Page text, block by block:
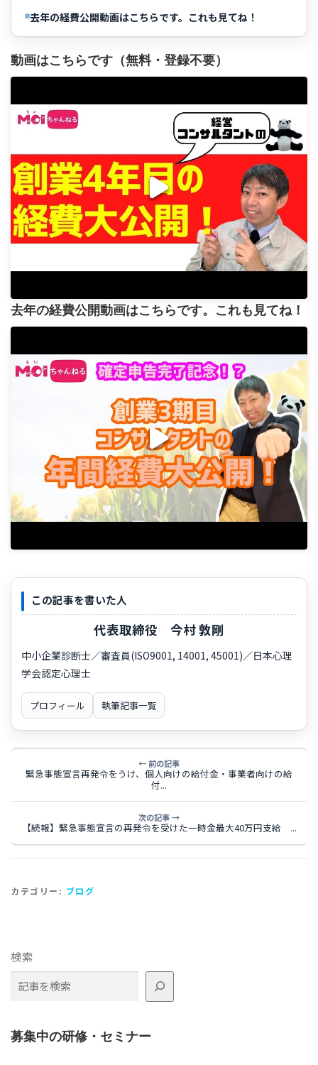
去年の経費公開動画はこちらです。これも見てね！
動画はこちらです（無料・登録不要）
去年の経費公開動画はこちらです。これも見てね！
この記事を書いた人
代表取締役 今村 敦剛
中小企業診断士／審査員(ISO9001, 14001, 45001)／日本心理
学会認定心理士
プロフィール 執筆記事一覧
← 前の記事
緊急事態宣言再発令をうけ、個人向けの給付金・事業者向けの給
付...
次の記事 →
【続報】緊急事態宣言の再発令を受けた一時金最大40万円支給 ...
カテゴリー: ブログ
検索
募集中の研修・セミナー